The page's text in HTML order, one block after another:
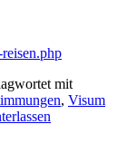
mit
, Visum